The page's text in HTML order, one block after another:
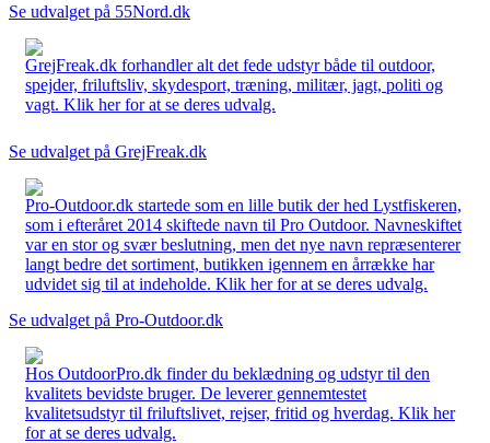
Se udvalget på 55Nord.dk
GrejFreak.dk forhandler alt det fede udstyr både til outdoor,
spejder, friluftsliv, skydesport, træning, militær, jagt, politi og
vagt. Klik her for at se deres udvalg.
Se udvalget på GrejFreak.dk
Pro-Outdoor.dk startede som en lille butik der hed Lystfiskeren,
som i efteråret 2014 skiftede navn til Pro Outdoor. Navneskiftet
var en stor og svær beslutning, men det nye navn repræsenterer
langt bedre det sortiment, butikken igennem en årrække har
udvidet sig til at indeholde. Klik her for at se deres udvalg.
Se udvalget på Pro-Outdoor.dk
Hos OutdoorPro.dk finder du beklædning og udstyr til den
kvalitets bevidste bruger. De leverer gennemtestet
kvalitetsudstyr til friluftslivet, rejser, fritid og hverdag. Klik her
for at se deres udvalg.